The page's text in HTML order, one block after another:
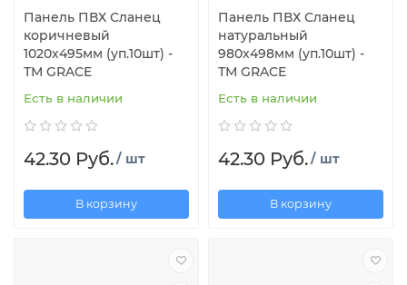
Панель ПВХ Сланец
коричневый
1020х495мм (уп.10шт) -
ТМ GRACE
Есть в наличии
42.30 Руб./ шт
В корзину
Панель ПВХ Сланец
натуральный
980х498мм (уп.10шт) -
ТМ GRACE
Есть в наличии
42.30 Руб./ шт
В корзину